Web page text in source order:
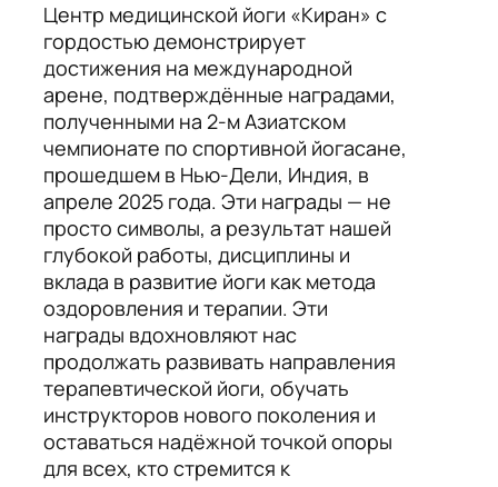
Центр медицинской йоги «Киран» с
гордостью демонстрирует
достижения на международной
арене, подтверждённые наградами,
полученными на 2-м Азиатском
чемпионате по спортивной йогасане,
прошедшем в Нью-Дели, Индия, в
апреле 2025 года. Эти награды — не
просто символы, а результат нашей
глубокой работы, дисциплины и
вклада в развитие йоги как метода
оздоровления и терапии. Эти
награды вдохновляют нас
продолжать развивать направления
терапевтической йоги, обучать
инструкторов нового поколения и
оставаться надёжной точкой опоры
для всех, кто стремится к